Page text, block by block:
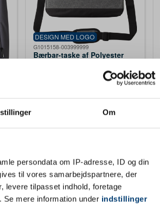
Om
persondata om IP-adresse, ID og din
til vores samarbejdspartnere, der
levere tilpasset indhold, foretage
Se mere information under indstillinger
DESIGN MED LOGO
G1015158-003999999
Bærbar-taske af Polyester
/ stk. inkl.
222 på lager